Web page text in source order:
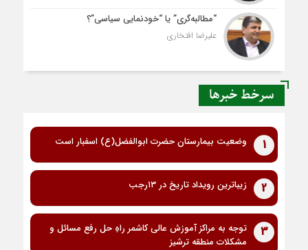
“مطالبه‌گری” یا “خودنمایی سیاسی”؟
علیرضا افتخاری
سرخط خبرها
1 وضعیت بیمارستان حضرت ابوالفضل(ع) اسفبار است
2 زیباترین رویداد تاریخ در ۱۳رجب
3
توجه به مراکز آموزش عالی کاشمر راهِ حل رفع مسائل و
مشکلات منطقه ترشیز